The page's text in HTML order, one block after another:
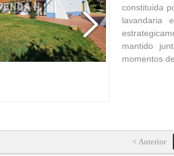
constituida
lavandaria
mantido
momentos
< Anterior